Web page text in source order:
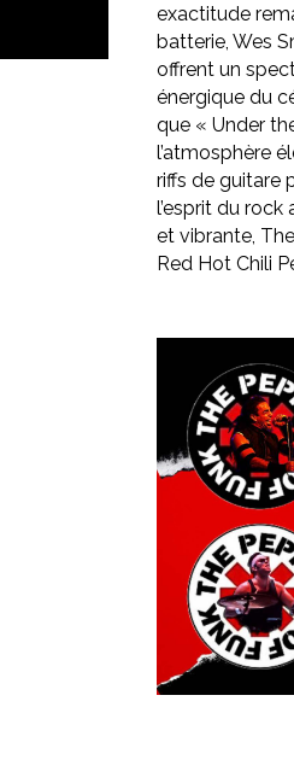
exactitude
batterie, Wes
offrent un
énergique du
que « Under
l’atmosphère
riffs de guitare
l’esprit du
et vibrante,
Red Hot Chili